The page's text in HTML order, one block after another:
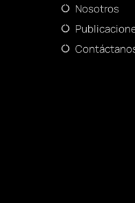
Nosotros